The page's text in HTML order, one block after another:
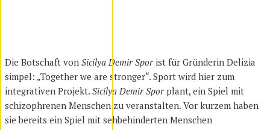
Die Botschaft von Sicilya Demir Sporist für Gründerin Delizia
simpel: „Together we are stronger“. Sport wird hier zum
integrativen Projekt. Sicilya Demir Sporplant, ein Spiel mit
schizophrenen Menschen zu veranstalten. Vor kurzem haben
sie bereits ein Spiel mit sehbehinderten Menschen